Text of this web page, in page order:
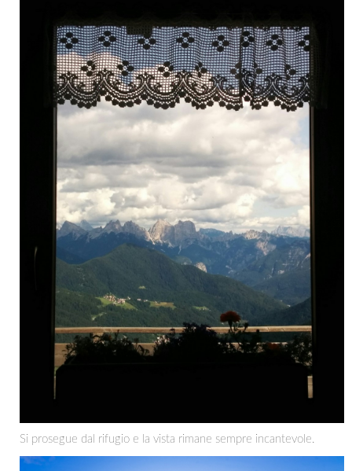
Si prosegue dal rifugio e la vista rimane sempre incantevole.